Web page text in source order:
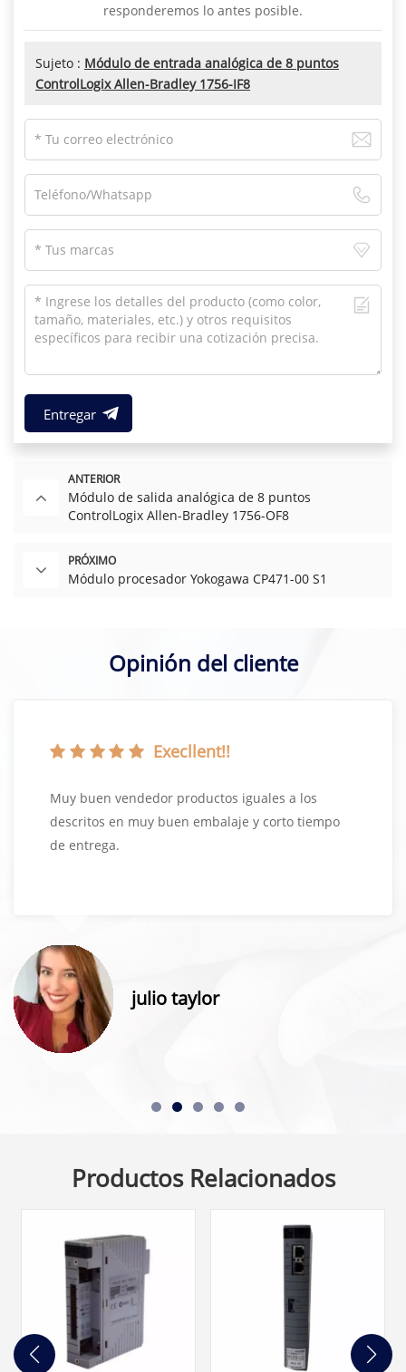
responderemos lo antes posible.
Sujeto : Módulo de entrada analógica de 8 puntos
ControlLogix Allen-Bradley 1756-IF8
Entregar
ANTERIOR
Módulo de salida analógica de 8 puntos
ControlLogix Allen-Bradley 1756-OF8
PRÓXIMO
Módulo procesador Yokogawa CP471-00 S1
Opinión del cliente
Execllent!!
Muy buen vendedor productos iguales a los
descritos en muy buen embalaje y corto tiempo
de entrega.
julio taylor
Productos Relacionados